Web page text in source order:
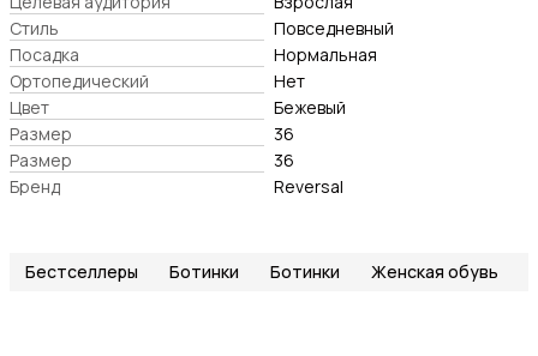
Стиль
Повседневный
Посадка
Нормальная
Ортопедический
Нет
Цвет
Бежевый
Размер
36
Размер
36
Бренд
Reversal
Бестселлеры Ботинки Ботинки Женская обувь